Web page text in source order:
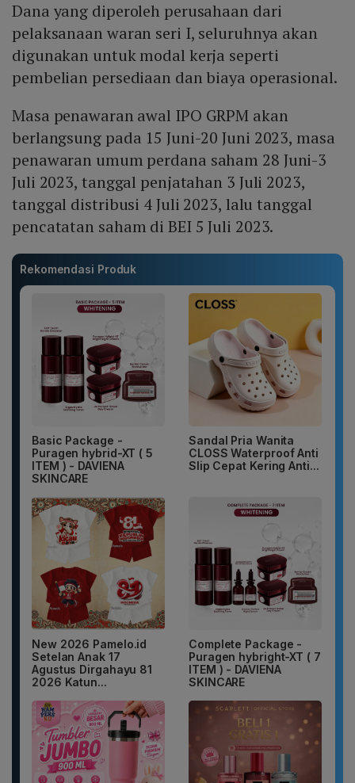
Dana yang diperoleh perusahaan dari
pelaksanaan waran seri I, seluruhnya akan
digunakan untuk modal kerja seperti
pembelian persediaan dan biaya operasional.
Masa penawaran awal IPO GRPM akan
berlangsung pada 15 Juni-20 Juni 2023, masa
penawaran umum perdana saham 28 Juni-3
Juli 2023, tanggal penjatahan 3 Juli 2023,
tanggal distribusi 4 Juli 2023, lalu tanggal
pencatatan saham di BEI 5 Juli 2023.
Rekomendasi Produk
Basic Package -
Puragen hybrid-XT ( 5
ITEM ) - DAVIENA
SKINCARE
Sandal Pria Wanita
CLOSS Waterproof Anti
Slip Cepat Kering Anti...
New 2026 Pamelo.id
Setelan Anak 17
Agustus Dirgahayu 81
2026 Katun...
Complete Package -
Puragen hybright-XT ( 7
ITEM ) - DAVIENA
SKINCARE